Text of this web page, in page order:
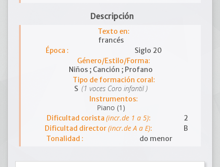
Descripción
Texto en:
francés
Época :
Siglo 20
Género/Estilo/Forma:
Niños ; Canción ; Profano
Tipo de formación coral:
S (1 voces Coro infantil )
Instrumentos:
Piano (1)
Dificultad corista (incr.de 1 a 5):
2
Dificultad director(incr.de A a E):
B
Tonalidad :
do menor